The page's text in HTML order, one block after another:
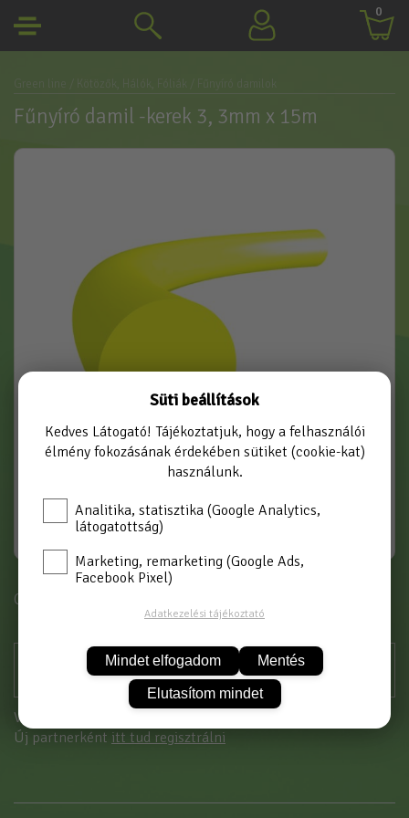
0
Fűnyíró damil -kerek 3, 3mm x 15m
Cikkszám: FIN033
Vásárláshoz kérjük jelentkezzen be!
Új partnerként itt tud regisztrálni
Süti beállítások
Kedves Látogató! Tájékoztatjuk, hogy a felhasználói
élmény fokozásának érdekében sütiket (cookie-kat)
használunk.
Analitika, statisztika (Google Analytics,
látogatottság)
Marketing, remarketing (Google Ads,
Facebook Pixel)
Adatkezelési tájékoztató
Mindet elfogadom Mentés
Elutasítom mindet